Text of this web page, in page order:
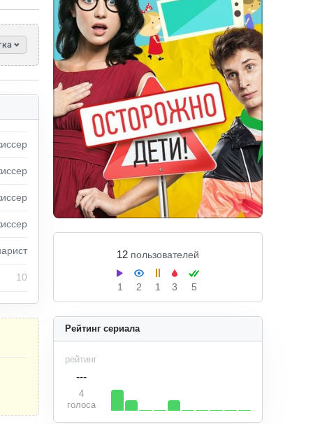
12 пользователей
1 2 1 3 5
Рейтинг сериала
рейтинг
---
4
голоса
10